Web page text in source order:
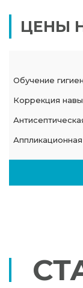
ЦЕНЫ
Обучение
Коррекция